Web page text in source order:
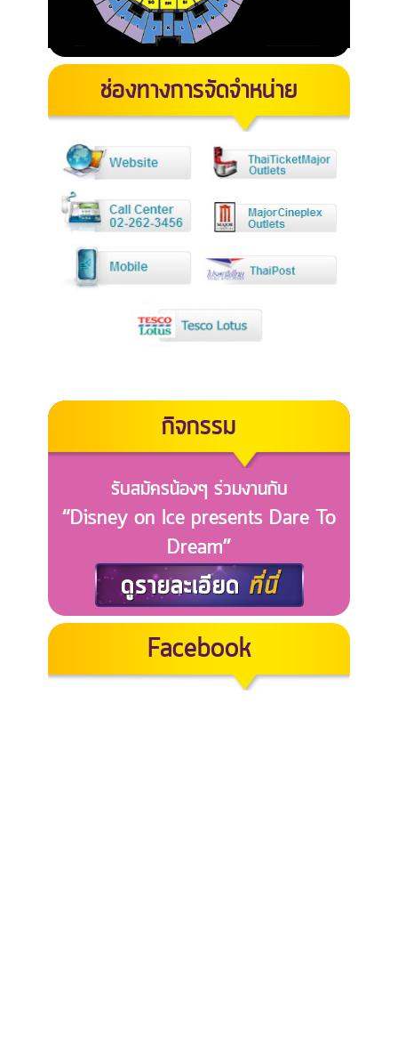
ช่องทางการจัดจำหน่าย
กิจกรรม
รับสมัครน้องๆ ร่วมงานกับ
“Disney on Ice presents Dare To
Dream”
Facebook